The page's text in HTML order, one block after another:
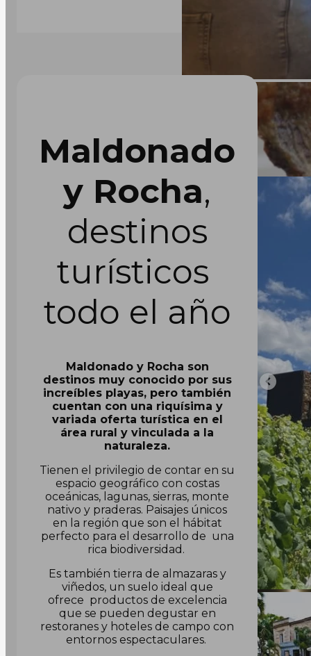
Maldonado
y Rocha,
destinos
turísticos
todo el año
Maldonado y Rocha son
destinos muy conocido por sus
increíbles playas, pero también
cuentan con una riquísima y
variada oferta turística en el
área rural y vinculada a la
naturaleza.
Tienen el privilegio de contar en su
espacio geográfico con costas
oceánicas, lagunas, sierras, monte
nativo y praderas. Paisajes únicos
en la región que son el hábitat
perfecto para el desarrollo de una
rica biodiversidad.
Es también tierra de almazaras y
viñedos, un suelo ideal que
ofrece productos de excelencia
que se pueden degustar en
restoranes y hoteles de campo con
entornos espectaculares.